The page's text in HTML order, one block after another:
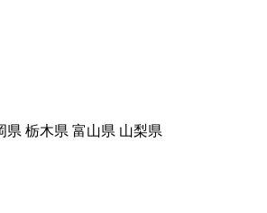
県 栃木県 富山県 山梨県